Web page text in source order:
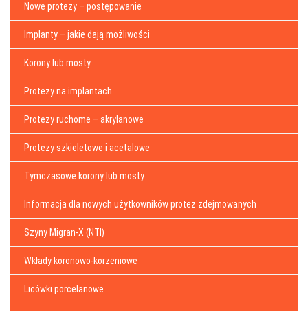
Nowe protezy – postępowanie
Implanty – jakie dają możliwości
Korony lub mosty
Protezy na implantach
Protezy ruchome – akrylanowe
Protezy szkieletowe i acetalowe
Tymczasowe korony lub mosty
Informacja dla nowych użytkowników protez zdejmowanych
Szyny Migran-X (NTI)
Wkłady koronowo-korzeniowe
Licówki porcelanowe